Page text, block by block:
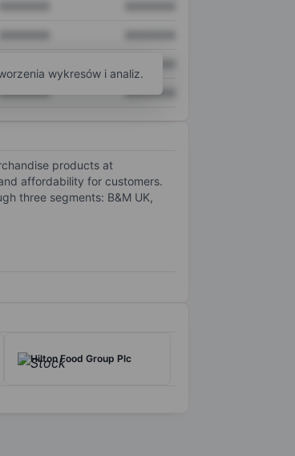
XXXXXXX XXXXXXX
wykresów i analiz.
products at
affordability for customers.
three segments: B&M UK,
Hilton Food Group Plc